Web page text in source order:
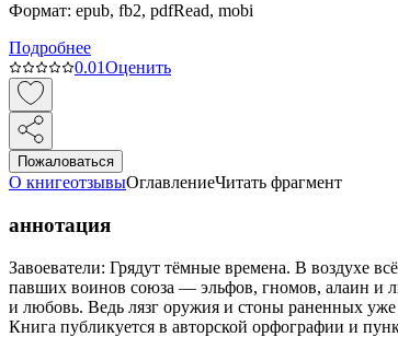
Формат: epub, fb2, pdfRead, mobi
Подробнее
0.01Оценить
Пожаловаться
О книгеотзывыОглавлениеЧитать фрагмент
аннотация
Завоеватели: Грядут тёмные времена. В воздухе
павших воинов союза — эльфов, гномов, алаин и
и любовь. Ведь лязг оружия и стоны раненных
Книга публикуется в авторской орфографии и